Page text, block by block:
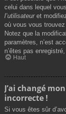
celui dans lequel
l’utilisateuret
où vous vous
Notez que la
paramètres, n’est
n’êtes pas
Haut
J’ai changé
incorrecte !
Si vous êtes sûr